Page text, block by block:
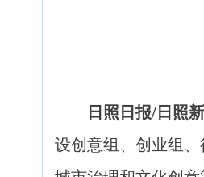
日照日报/日照
设创意组、创业组